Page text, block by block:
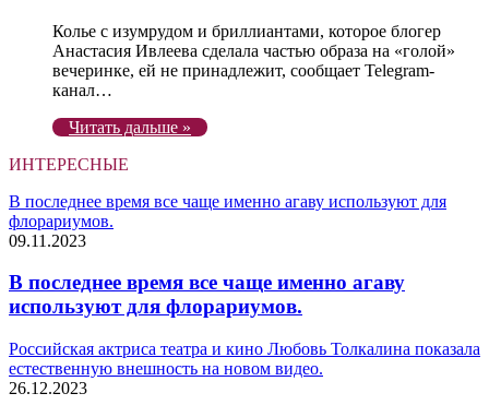
Колье с изумрудом и бриллиантами, которое блогер
Анастасия Ивлеева сделала частью образа на «голой»
вечеринке, ей не принадлежит, сообщает Telegram-
канал…
Читать дальше »
ИНТЕРЕСНЫЕ
В последнее время все чаще именно агаву используют для
флорариумов.
09.11.2023
В последнее время все чаще именно агаву
используют для флорариумов.
Российская актриса театра и кино Любовь Толкалина показала
естественную внешность на новом видео.
26.12.2023